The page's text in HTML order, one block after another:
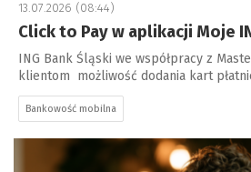
13.07.2026 (08:44)
Click to Pay w aplikacji Moje
ING Bank Śląski we współpracy z
klientom możliwość dodania kart
Bankowość mobilna
a